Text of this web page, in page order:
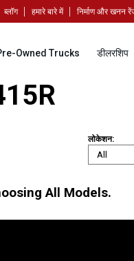
ब्लॉग हमारे बारे में निर्माण और खनन
Owned Trucks डीलरशिप
लोकेशन:
All Models.